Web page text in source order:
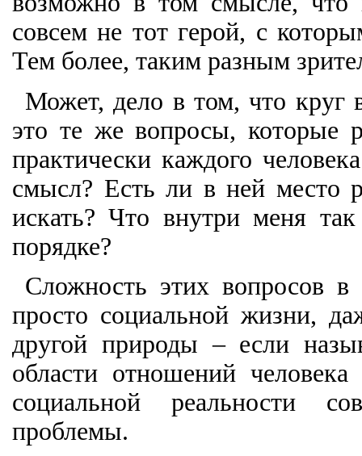
совсем не тот герой, с
Тем более, таким разным
Может, дело в том, что круг
это те же вопросы, которые
практически каждого
смысл? Есть ли в ней место
искать? Что внутри меня
порядке?
Сложность этих вопросов
просто социальной жизни,
другой природы – если
области отношений
социальной реальности
проблемы.